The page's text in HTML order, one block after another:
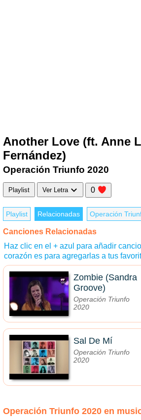
Another Love (ft. Anne
Fernández)
Operación Triunfo 2020
Playlist Ver Letra 0
Playlist Relacionadas Operación
Canciones Relacionadas
Haz clic en el + azul para añadir
corazón es para agregarlas a tus
Zombie (Sandra
Groove)
Operación Triunfo
2020
Sal De Mí
Operación Triunfo
2020
Operación Triunfo 2020 en